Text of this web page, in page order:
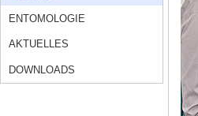
ENTOMOLOGIE
AKTUELLES
DOWNLOADS